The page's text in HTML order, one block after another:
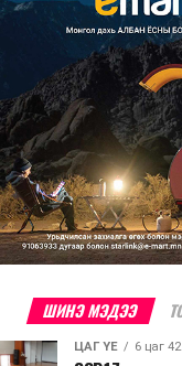
ШИНЭ МЭДЭЭ
ЦАГ ҮЕ 6 цаг